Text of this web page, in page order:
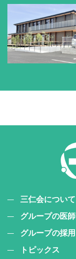
三仁会について
グループの医師
グループの採用
トピックス